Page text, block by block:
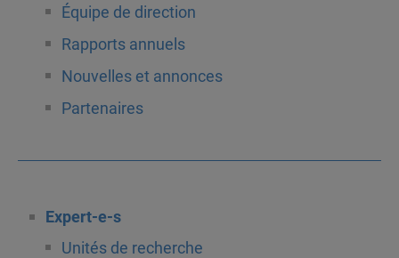
Équipe de direction
Rapports annuels
Nouvelles et annonces
Partenaires
Expert-e-s
Unités de recherche